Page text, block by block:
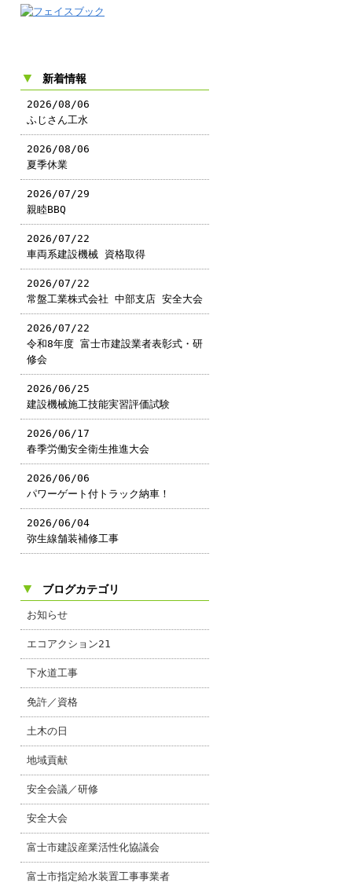
▼ 新着情報
2026/08/06
ふじさん工水
2026/08/06
夏季休業
2026/07/29
親睦BBQ
2026/07/22
車両系建設機械 資格取得
2026/07/22
常盤工業株式会社 中部支店 安全大会
2026/07/22
令和8年度 富士市建設業者表彰式・研
修会
2026/06/25
建設機械施工技能実習評価試験
2026/06/17
春季労働安全衛生推進大会
2026/06/06
パワーゲート付トラック納車！
2026/06/04
弥生線舗装補修工事
▼ ブログカテゴリ
お知らせ
エコアクション21
下水道工事
免許／資格
土木の日
地域貢献
安全会議／研修
安全大会
富士市建設産業活性化協議会
富士市指定給水装置工事事業者